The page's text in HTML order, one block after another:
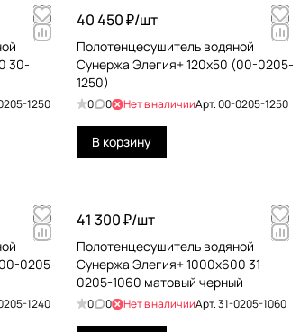
30-
1250
40 450 ₽/шт
Полотенцесушитель водяной
Сунержа Элегия+ 120x50 (00-0205-
1250)
0 0 Нет в наличииАрт.00-0205-1250
В корзину
0205-
1240
41 300 ₽/шт
Полотенцесушитель водяной
Сунержа Элегия+ 1000х600 31-
0205-1060 матовый черный
0 0 Нет в наличииАрт.31-0205-1060